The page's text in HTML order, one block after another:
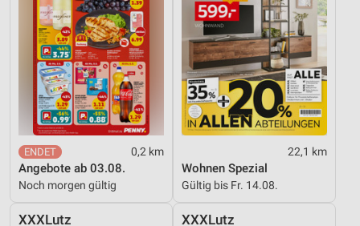
0,2 km
Angebote ab 03.08.
Noch morgen gültig
22,1 km
Wohnen Spezial
Gültig bis Fr. 14.08.
XXXLutz XXXLutz